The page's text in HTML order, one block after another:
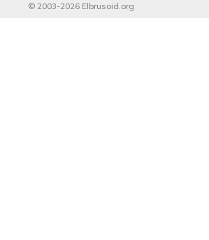
© 2003-2026 Elbrusoid.org